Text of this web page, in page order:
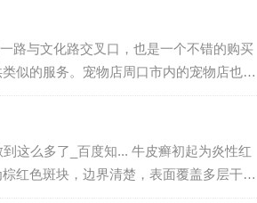
路与文化路交叉口，也是一个不错的购买
似的服务。宠物店周口市内的宠物店也是
川汇区七一路与芙蓉街交叉口南，主营：
这么多了_百度知... 牛皮癣初起为炎性红
红色斑块，边界清楚，表面覆盖多层干燥
层淡红色发亮的半透明薄膜，称薄膜现